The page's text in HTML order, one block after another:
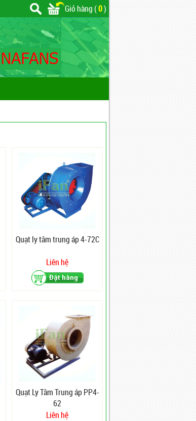
Giỏ hàng (0)
Quạt ly tâm trung áp 4-72C
Liên hệ
Quạt Ly Tâm Trung áp PP4-
62
Liên hệ